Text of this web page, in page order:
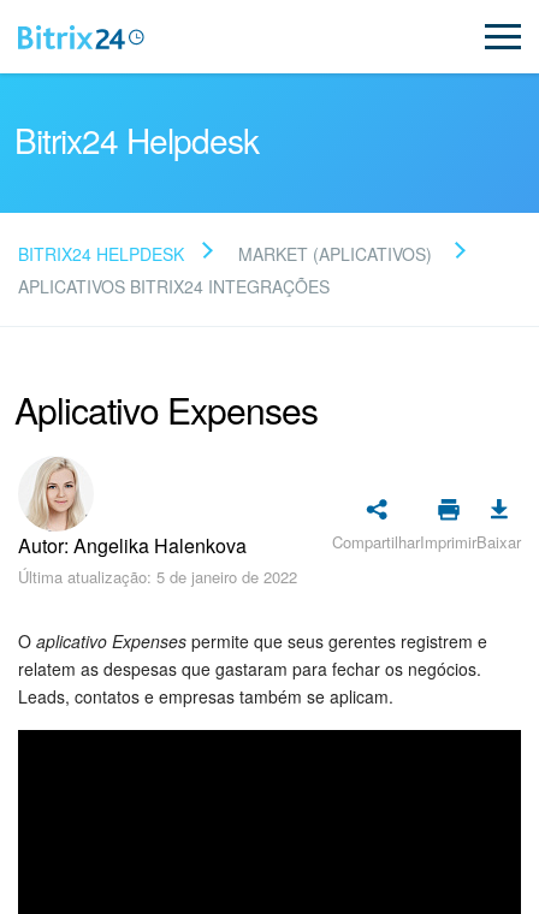
Leia as perguntas
Novo
Cadastro e Login no Bitrix24
Como Começar?
Bitrix24 Helpdesk
BITRIX24 HELPDESK
MARKET (APLICATIVOS)
APLICATIVOS BITRIX24 INTEGRAÇÕES
Aplicativo Expenses
Autor: Angelika Halenkova
Última atualização: 5 de janeiro de 2022
CompartilharImprimirBaixar
O aplicativo Expenses permite que seus gerentes registrem e
relatem as despesas que gastaram para fechar os negócios.
Leads, contatos e empresas também se aplicam.